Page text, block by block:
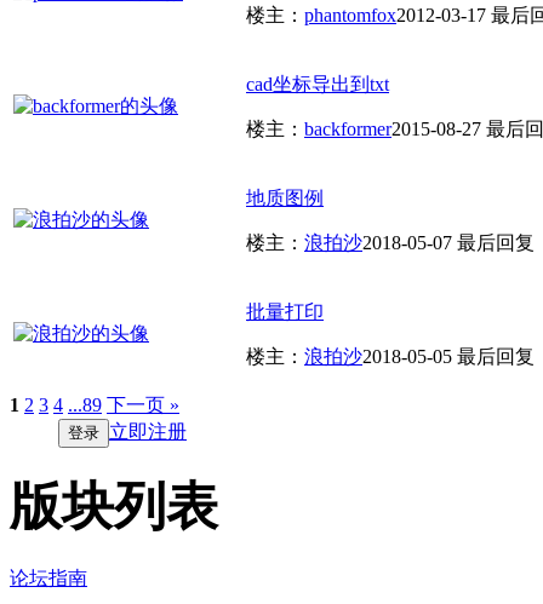
楼主： phantomfox2012-03-17 最后
cad坐标导出到txt
楼主： backformer2015-08-27 最后
地质图例
楼主： 浪拍沙2018-05-07 最后回复
批量打印
楼主： 浪拍沙2018-05-05 最后回复
1 2 3 4 ...89 下一页 »
登录 立即注册
版块列表
论坛指南